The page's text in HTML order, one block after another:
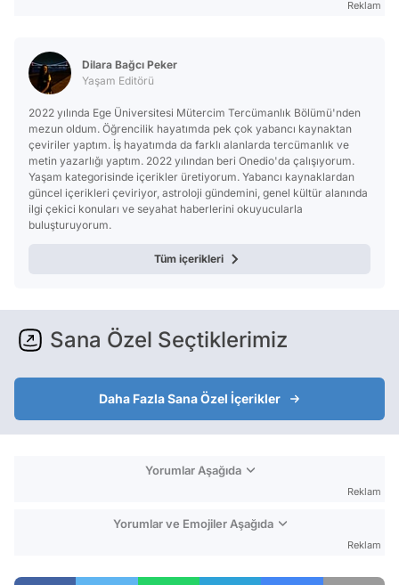
Reklam
Dilara Bağcı Peker
Yaşam Editörü
2022 yılında Ege Üniversitesi Mütercim Tercümanlık Bölümü'nden
mezun oldum. Öğrencilik hayatımda pek çok yabancı kaynaktan
çeviriler yaptım. İş hayatımda da farklı alanlarda tercümanlık ve
metin yazarlığı yaptım. 2022 yılından beri Onedio'da çalışıyorum.
Yaşam kategorisinde içerikler üretiyorum. Yabancı kaynaklardan
güncel içerikleri çeviriyor, astroloji gündemini, genel kültür alanında
ilgi çekici konuları ve seyahat haberlerini okuyucularla
buluşturuyorum.
Tüm içerikleri
Sana Özel Seçtiklerimiz
Daha Fazla Sana Özel İçerikler
Yorumlar Aşağıda
Reklam
Yorumlar ve Emojiler Aşağıda
Reklam